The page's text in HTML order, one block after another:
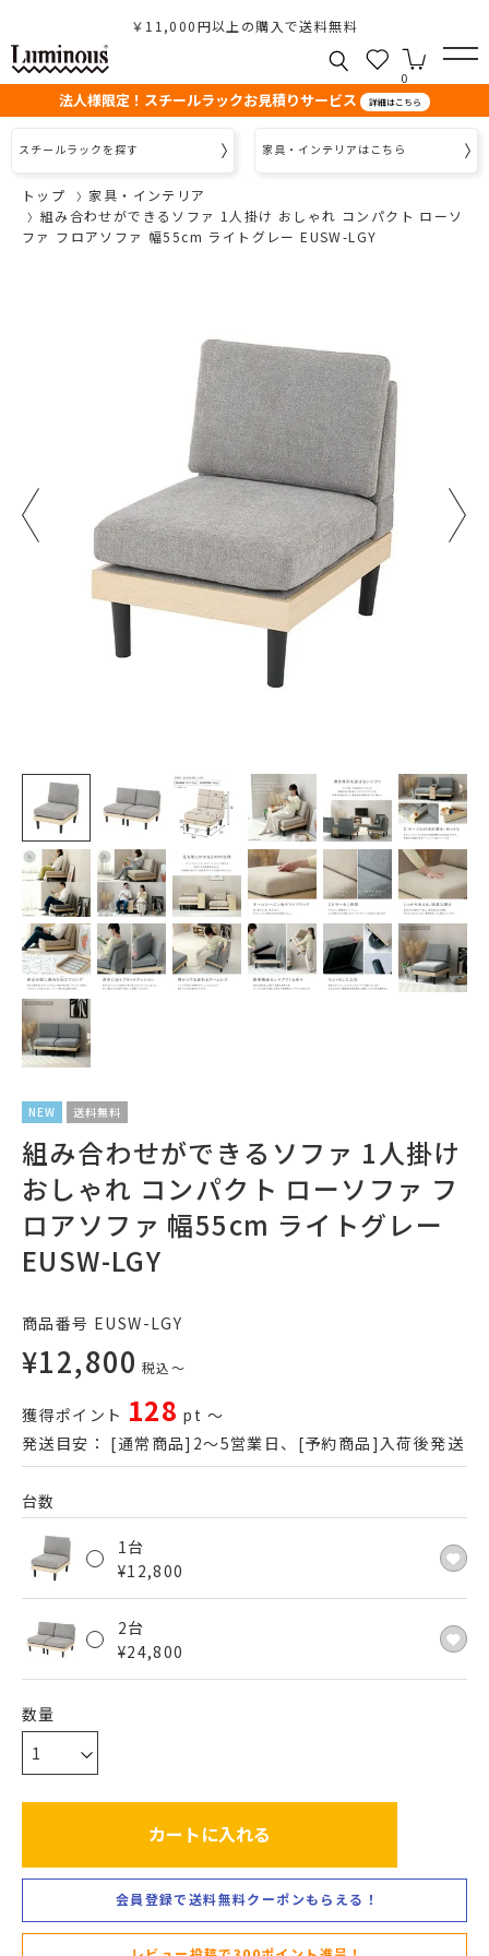
￥11,000円以上の購入で送料無料
0
法人様限定！スチールラックお見積りサービス 詳細はこちら
スチールラックを探す 家具・インテリアはこちら
トップ
家具・インテリア
組み合わせができるソファ 1人掛け おしゃれ コンパクト ローソ
ファ フロアソファ 幅55cm ライトグレー EUSW-LGY
NEW 送料無料
組み合わせができるソファ 1人掛け
おしゃれ コンパクト ローソファ フ
ロアソファ 幅55cm ライトグレー
EUSW-LGY
商品番号 EUSW-LGY
¥12,800 税込〜
獲得ポイント 128 pt 〜
発送目安： [通常商品]2～5営業日、[予約商品]入荷後発送
台数
1台
¥12,800
2台
¥24,800
カートに入れる
会員登録で送料無料クーポンもらえる！